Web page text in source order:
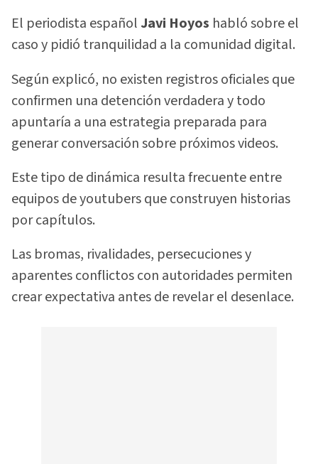
El periodista españolJavi Hoyos habló sobre el
caso y pidió tranquilidad a la comunidad digital.
Según explicó, no existen registros oficiales que
confirmen una detención verdadera y todo
apuntaría a una estrategia preparada para
generar conversación sobre próximos videos.
Este tipo de dinámica resulta frecuente entre
equipos de youtubers que construyen historias
por capítulos.
Las bromas, rivalidades, persecuciones y
aparentes conflictos con autoridades permiten
crear expectativa antes de revelar el desenlace.